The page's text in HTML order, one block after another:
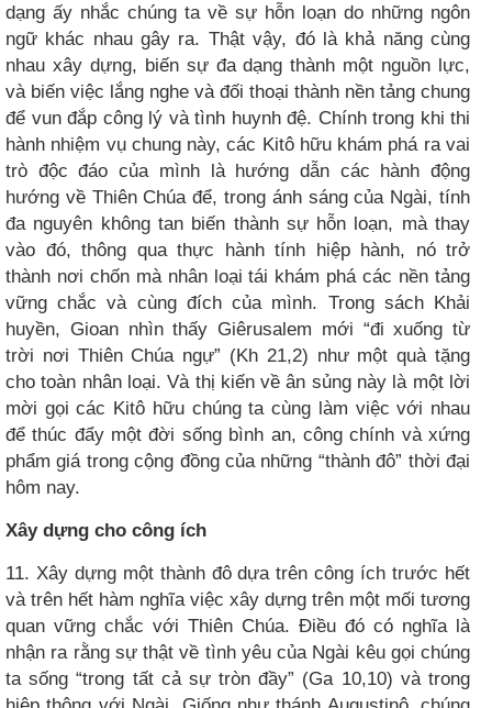
dạng ấy nhắc chúng ta về sự hỗn loạn do những ngôn
ngữ khác nhau gây ra. Thật vậy, đó là khả năng cùng
nhau xây dựng, biến sự đa dạng thành một nguồn lực,
và biến việc lắng nghe và đối thoại thành nền tảng chung
để vun đắp công lý và tình huynh đệ. Chính trong khi thi
hành nhiệm vụ chung này, các Kitô hữu khám phá ra vai
trò độc đáo của mình là hướng dẫn các hành động
hướng về Thiên Chúa để, trong ánh sáng của Ngài, tính
đa nguyên không tan biến thành sự hỗn loạn, mà thay
vào đó, thông qua thực hành tính hiệp hành, nó trở
thành nơi chốn mà nhân loại tái khám phá các nền tảng
vững chắc và cùng đích của mình. Trong sách Khải
huyền, Gioan nhìn thấy Giêrusalem mới “đi xuống từ
trời nơi Thiên Chúa ngự” (Kh 21,2) như một quà tặng
cho toàn nhân loại. Và thị kiến về ân sủng này là một lời
mời gọi các Kitô hữu chúng ta cùng làm việc với nhau
để thúc đẩy một đời sống bình an, công chính và xứng
phẩm giá trong cộng đồng của những “thành đô” thời đại
hôm nay.
Xây dựng cho công ích
11. Xây dựng một thành đô dựa trên công ích trước hết
và trên hết hàm nghĩa việc xây dựng trên một mối tương
quan vững chắc với Thiên Chúa. Điều đó có nghĩa là
nhận ra rằng sự thật về tình yêu của Ngài kêu gọi chúng
ta sống “trong tất cả sự tròn đầy” (Ga 10,10) và trong